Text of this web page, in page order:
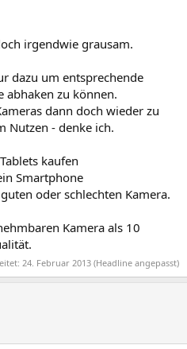
irgendwie grausam.
dazu um entsprechende
abhaken zu können.
dann doch wieder zu
Nutzen - denke ich.
kaufen
Smartphone
oder schlechten Kamera.
Kamera als 10
24. Februar 2013 (Headline angepasst)